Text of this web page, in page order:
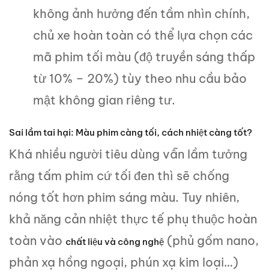
không ảnh hưởng đến tầm nhìn chính,
chủ xe hoàn toàn có thể lựa chọn các
mã phim tối màu (độ truyền sáng thấp
từ 10% – 20%) tùy theo nhu cầu bảo
mật không gian riêng tư.
Sai lầm tai hại: Màu phim càng tối, cách nhiệt càng tốt?
Khá nhiều người tiêu dùng vẫn lầm tưởng
rằng tấm phim cứ tối đen thì sẽ chống
nóng tốt hơn phim sáng màu. Tuy nhiên,
khả năng cản nhiệt thực tế phụ thuộc hoàn
toàn vào chất liệu và công nghệ (phủ gốm nano,
phản xạ hồng ngoại, phún xạ kim loại…)